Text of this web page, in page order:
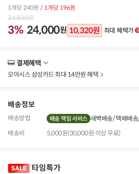
1개당 240원 / 1개당 196원
24,800원
3% 24,000원 10,320원 최대 혜택가
결제혜택
보
오아시스 삼성카드 최대 14만원 혜택
배송정보
배송방법 배송 책임 서비스 새벽배송 택배배송
배송비
5,000원(30,000원 이상 무료)
타임특가